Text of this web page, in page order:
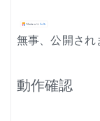
無事、公開され
動作確認